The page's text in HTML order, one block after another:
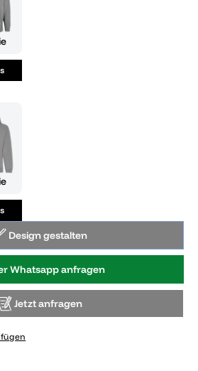
Design gestalten
Whatsapp anfragen
Jetzt anfragen